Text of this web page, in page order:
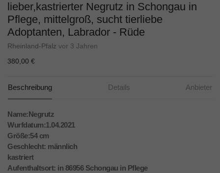
lieber,kastrierter Negrutz in Schongau in
Pflege, mittelgroß, sucht tierliebe
Adoptanten, Labrador - Rüde
Rheinland-Pfalz vor 3 Jahren
380,00 €
Beschreibung Details Anbieter
Name:Negrutz
Wurfdatum:1.04.2021
Größe:54 cm
Geschlecht: männlich
kastriert
Aufenthaltsort: in 86956 Schongau in Pflege